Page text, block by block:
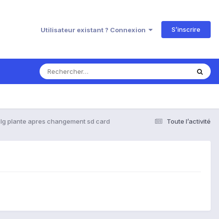
Utilisateur existant ? Connexion S’inscrire
Toute l’activité
plante apres changement sd card